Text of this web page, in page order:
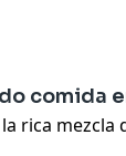
comida
rica